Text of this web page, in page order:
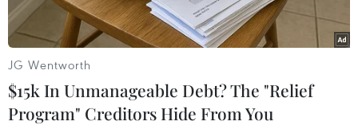
JG Wentworth
$15k In Unmanageable Debt? The "Relief
Program" Creditors Hide From You